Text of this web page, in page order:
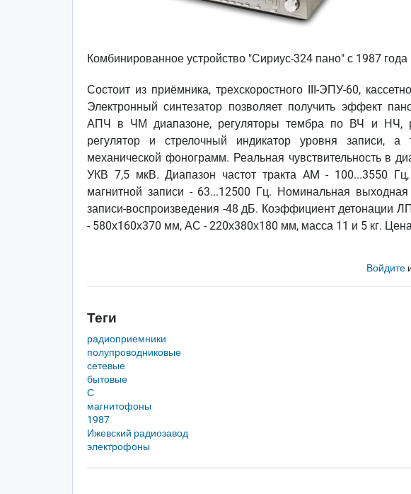
Комбинированное устройство "Сириус-324 пано" с 1987
Состоит из приёмника, трехскоростного III-ЭПУ-60,
Электронный синтезатор позволяет получить эффект
АПЧ в ЧМ диапазоне, регуляторы тембра по ВЧ и НЧ,
регулятор и стрелочный индикатор уровня записи,
механической фонограмм. Реальная чувствительность в
УКВ 7,5 мкВ. Диапазон частот тракта AM - 100...3550
магнитной записи - 63...12500 Гц. Номинальная
записи-воспроизведения -48 дБ. Коэффициент детонации
- 580х160х370 мм, АС - 220х380х180 мм, масса 11 и 5 кг.
Войдите
Теги
радиоприемники
полупроводниковые
сетевые
бытовые
С
магнитофоны
1987
Ижевский радиозавод
электрофоны